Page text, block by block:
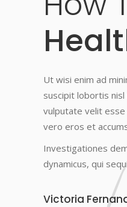
Ut wisi enim ad
suscipit lobortis
vulputate velit esse
vero eros et
Investigationes
dynamicus, qui
Victoria